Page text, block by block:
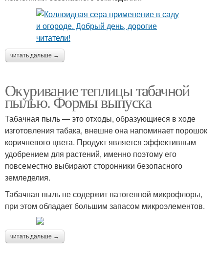
читать дальше →
Окуривание теплицы табачной
пылью. Формы выпуска
Табачная пыль — это отходы, образующиеся в ходе
изготовления табака, внешне она напоминает порошок
коричневого цвета. Продукт является эффективным
удобрением для растений, именно поэтому его
повсеместно выбирают сторонники безопасного
земледелия.
Табачная пыль не содержит патогенной микрофлоры,
при этом обладает большим запасом микроэлементов.
читать дальше →